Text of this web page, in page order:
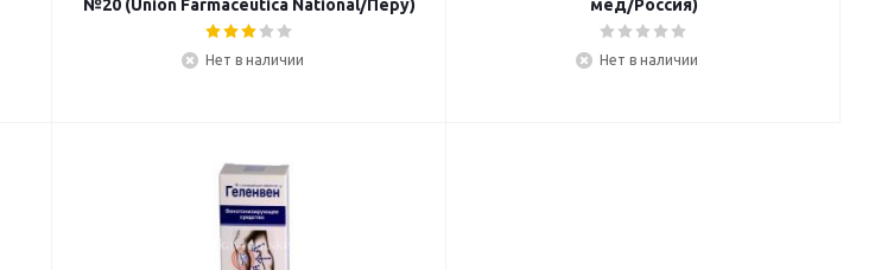
№20 (Union Farmaceutica National/Перу)
Нет в наличии
мед/Россия)
Нет в наличии